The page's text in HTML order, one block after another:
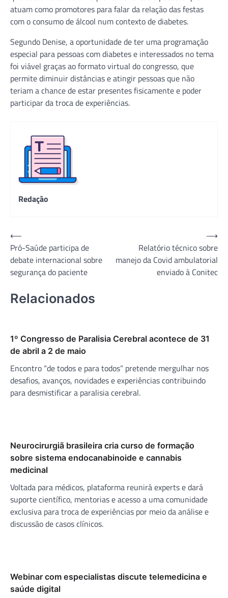
atuam como promotores para falar da relação das festas
com o consumo de álcool num contexto de diabetes.
Segundo Denise, a oportunidade de ter uma programação
especial para pessoas com diabetes e interessados no tema
foi viável graças ao formato virtual do congresso, que
permite diminuir distâncias e atingir pessoas que não
teriam a chance de estar presentes fisicamente e poder
participar da troca de experiências.
Redação
Navegação
de
Post
⟵
Pró-Saúde participa de
debate internacional sobre
segurança do paciente
Relatório técnico sobre
manejo da Covid ambulatorial
enviado à Conitec
⟶
Relacionados
1º Congresso de Paralisia Cerebral acontece de 31
de abril a 2 de maio
Encontro “de todos e para todos” pretende mergulhar nos
desafios, avanços, novidades e experiências contribuindo
para desmistificar a paralisia cerebral.
Neurocirurgiã brasileira cria curso de formação
sobre sistema endocanabinoide e cannabis
medicinal
Voltada para médicos, plataforma reunirá experts e dará
suporte científico, mentorias e acesso a uma comunidade
exclusiva para troca de experiências por meio da análise e
discussão de casos clínicos.
Webinar com especialistas discute telemedicina e
saúde digital